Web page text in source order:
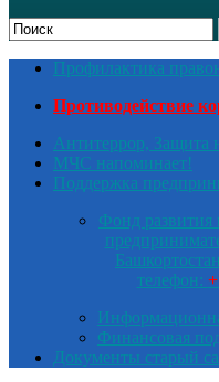
Профилактика
Противодействие
Антитеррор, Защита
МЧС напоминает!
Поддержка
Фонд развития
телефон:
Финансовая
Документы старый